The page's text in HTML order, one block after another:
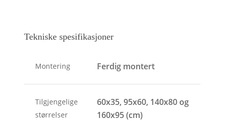
Tekniske spesifikasjoner
Montering Ferdig montert
Tilgjengelige
størrelser
60x35, 95x60, 140x80 og
160x95 (cm)